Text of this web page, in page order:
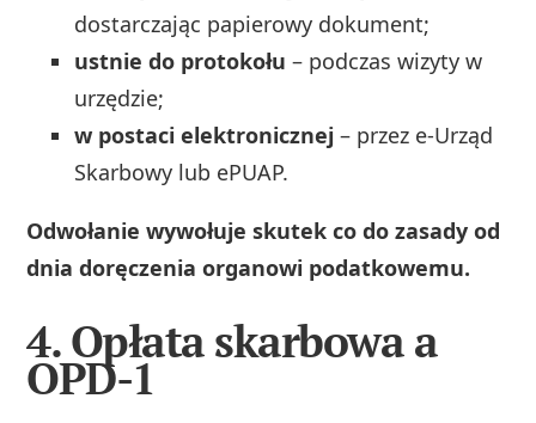
dostarczając papierowy dokument;
ustnie do protokołu – podczas wizyty w
urzędzie;
w postaci elektronicznej – przez e‑Urząd
Skarbowy lub ePUAP.
Odwołanie wywołuje skutek co do zasady od
dnia doręczenia organowi podatkowemu.
4. Opłata skarbowa a
OPD-1